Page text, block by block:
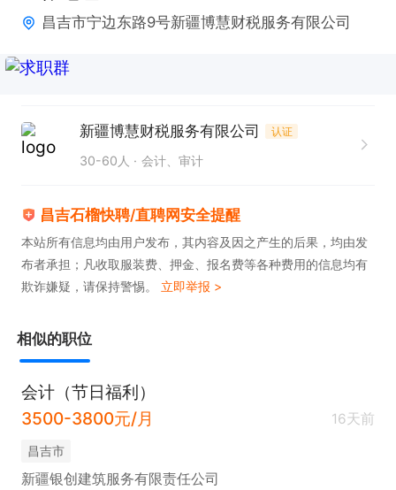
的操作；
4、具有较强的独立学习和工作的能力，工作踏实，
通、理解和分析能力。
联系时请说在昌吉石榴快聘上看见的，谢谢！
昌吉市宁边东路9号新疆博慧财税服务有限公司
新疆博慧财税服务有限公司 认证
30-60人 会计、审计
昌吉石榴快聘/直聘网安全提醒
本站所有信息均由用户发布，其内容及因之产生的后果，均由发
布者承担；凡收取服装费、押金、报名费等各种费用的信息均有
欺诈嫌疑，请保持警惕。 立即举报 >
相似的职位
会计（节日福利）
3500-3800元/月
16天前
昌吉市
新疆银创建筑服务有限责任公司